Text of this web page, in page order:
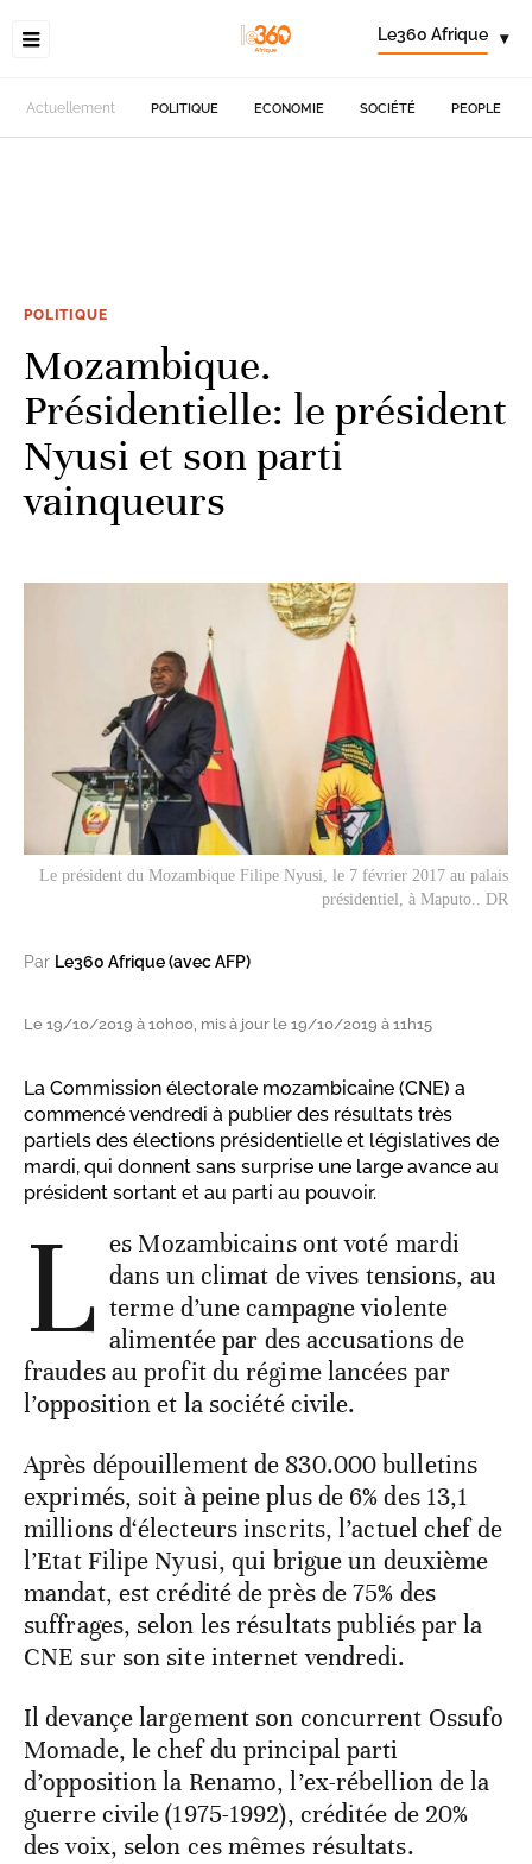
Le360 Afrique ▾
Actuellement POLITIQUE ECONOMIE SOCIÉTÉ PEOPLE
POLITIQUE
Mozambique.
Présidentielle: le président
Nyusi et son parti
vainqueurs
Le président du Mozambique Filipe Nyusi, le 7 février 2017 au palais
présidentiel, à Maputo.. DR
Par Le360 Afrique (avec AFP)
Le 19/10/2019 à 10h00, mis à jour le 19/10/2019 à 11h15
La Commission électorale mozambicaine (CNE) a
commencé vendredi à publier des résultats très
partiels des élections présidentielle et législatives de
mardi, qui donnent sans surprise une large avance au
président sortant et au parti au pouvoir.
L es Mozambicains ont voté mardi
dans un climat de vives tensions, au
terme d’une campagne violente
alimentée par des accusations de
fraudes au profit du régime lancées par
l’opposition et la société civile.
Après dépouillement de 830.000 bulletins
exprimés, soit à peine plus de 6% des 13,1
millions d‘électeurs inscrits, l’actuel chef de
l’Etat Filipe Nyusi, qui brigue un deuxième
mandat, est crédité de près de 75% des
suffrages, selon les résultats publiés par la
CNE sur son site internet vendredi.
Il devançe largement son concurrent Ossufo
Momade, le chef du principal parti
d’opposition la Renamo, l’ex-rébellion de la
guerre civile (1975-1992), créditée de 20%
des voix, selon ces mêmes résultats.